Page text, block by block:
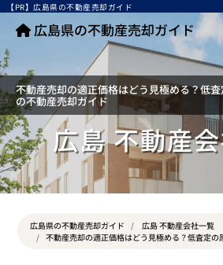
【PR】広島県の不動産売却ガイド
広島県の不動産売却ガイド
不動産売却の適正価格はどう見極める？低
の不動産売却ガイド
広島 不動産
広島県の不動産売却ガイド
広島 不動産会社一覧
不動産売却の適正価格はどう見極める？低査定の